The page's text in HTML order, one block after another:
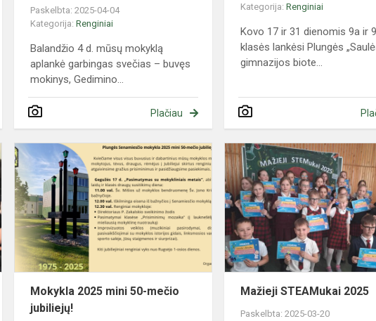
Paskelbta: 2025-04-04
Kategorija:Renginiai
Balandžio 4 d. mūsų mokyklą
aplankė garbingas svečias – buvęs
mokinys, Gedimino...
Plačiau
Kategorija:Renginiai
Kovo 17 ir 31 dienomis 9a ir
klasės lankėsi Plungės
gimnazijos biote...
Pasaulinė
pinigų
savaitė
2025
Mokykla
2025
mini
50-
mečio
jubiliejų!
Mokykla 2025 mini 50-mečio
jubiliejų!
Mažieji STEAMukai 2025
Paskelbta: 2025-03-20